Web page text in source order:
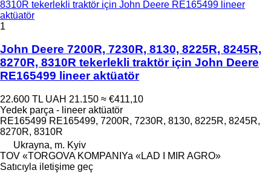
1
John Deere 7200R, 7230R, 8130, 8225R, 8245R,
8270R, 8310R tekerlekli traktör için John Deere
RE165499 lineer aktüatör
22.600 TL UAH 21.150 ≈ €411,10
Yedek parça - lineer aktüatör
RE165499 RE165499, 7200R, 7230R, 8130, 8225R, 8245R,
8270R, 8310R
Ukrayna, m. Kyiv
TOV «TORGOVA KOMPANIYa «LAD I MIR AGRO»
Satıcıyla iletişime geç